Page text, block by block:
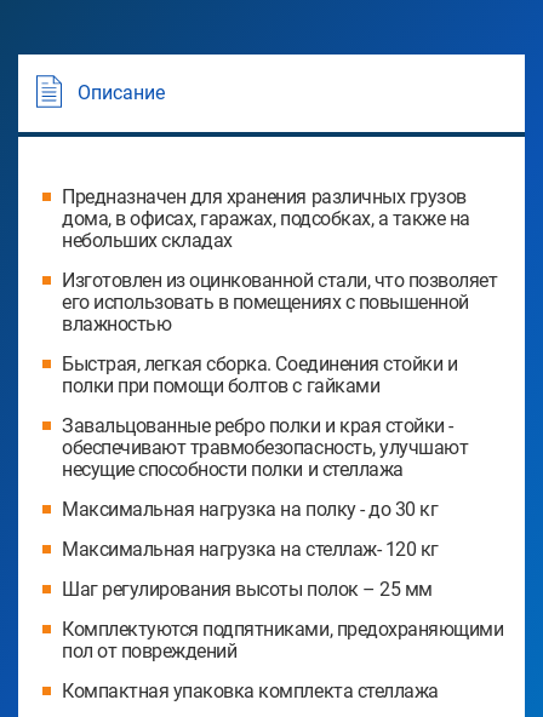
Описание
Предназначен для хранения различных грузов
дома, в офисах, гаражах, подсобках, а также на
небольших складах
Изготовлен из оцинкованной стали, что позволяет
его использовать в помещениях с повышенной
влажностью
Быстрая, легкая сборка. Соединения стойки и
полки при помощи болтов с гайками
Завальцованные ребро полки и края стойки -
обеспечивают травмобезопасность, улучшают
несущие способности полки и стеллажа
Максимальная нагрузка на полку - до 30 кг
Максимальная нагрузка на стеллаж- 120 кг
Шаг регулирования высоты полок – 25 мм
Комплектуются подпятниками, предохраняющими
пол от повреждений
Компактная упаковка комплекта стеллажа